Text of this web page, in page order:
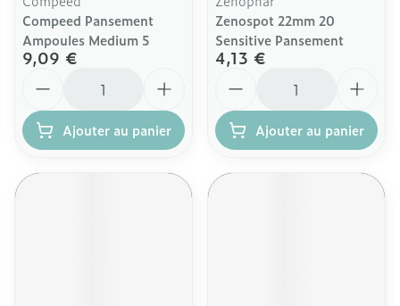
Compeed Pansement
Ampoules Medium 5
9,09 €
Ajouter au panier
Zenospot 22mm 20
Sensitive Pansement
4,13 €
Ajouter au panier